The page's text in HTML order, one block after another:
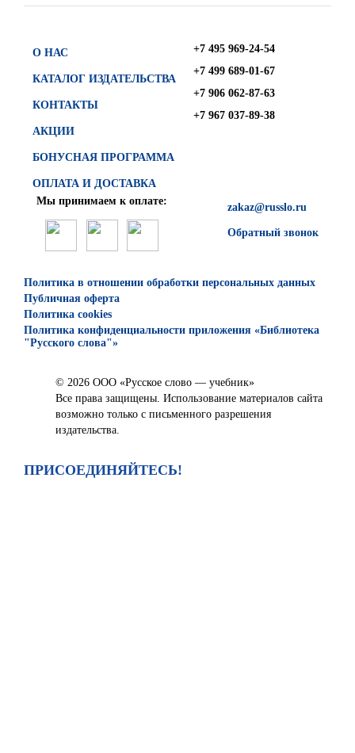
О НАС
КАТАЛОГ ИЗДАТЕЛЬСТВА
КОНТАКТЫ
АКЦИИ
БОНУСНАЯ ПРОГРАММА
ОПЛАТА И ДОСТАВКА
+7 495 969-24-54
+7 499 689-01-67
+7 906 062-87-63
+7 967 037-89-38
zakaz@russlo.ru
Обратный звонок
Мы принимаем к оплате:
Политика в отношении обработки персональных данных
Публичная оферта
Политика cookies
Политика конфиденциальности приложения «Библиотека
"Русского слова"»
© 2026 ООО «Русское слово — учебник»
Все права защищены. Использование материалов сайта
возможно только с письменного разрешения
издательства.
ПРИСОЕДИНЯЙТЕСЬ!